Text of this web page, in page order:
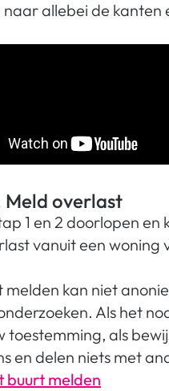
naar allebei de kanten
Meld overlast
1 en 2 doorlopen
vanuit een
melden kan niet
Als het
toestemming, als
en delen niets met
buurt melden